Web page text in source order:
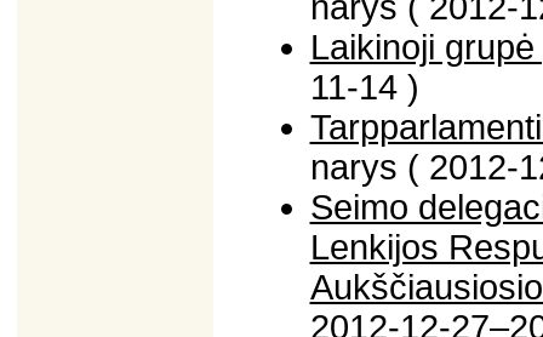
Laikinoji grupė
11-14 )
narys ( 2012-
Seimo
Lenkijos
2012-12-